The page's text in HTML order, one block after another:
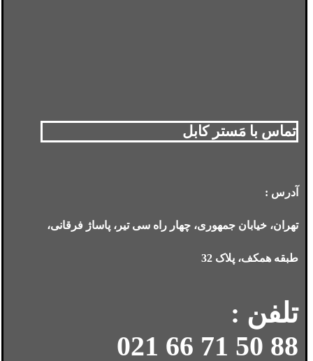
تماس با مَستر کابل
آدرس :
تهران، خیابان جمهوری، چهار راه سی تیر، پاساژ فرقانی،
طبقه همکف، پلاک 32
تلفن :
88 50 71 66 021